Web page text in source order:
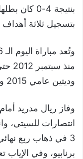
بنتيجة 4-0 كان بطلها النجم
بتسجيل ثلاثة أهداف
وديتين عامي 2015 و2017.